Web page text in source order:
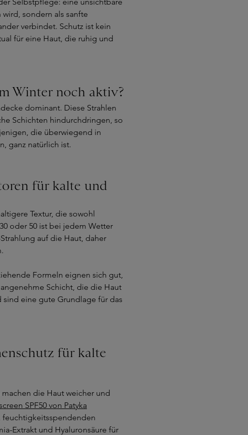
sondern als sanfte
verbindet. Schutz ist kein
für eine Haut, die ruhig und
Winter noch aktiv?
dominant. Diese Strahlen
Schichten hindurchdringen, so
die überwiegend in
ganz natürlich ist.
für kalte und
Textur, die sowohl
oder 50 ist bei jedem Wetter
auf die Haut, daher
Formeln eignen sich gut,
Schicht, die die Haut
eine gute Grundlage für das
für kalte
die Haut weicher und
SPF50 von Patyka
feuchtigkeitsspendenden
Extrakt und Hyaluronsäure für